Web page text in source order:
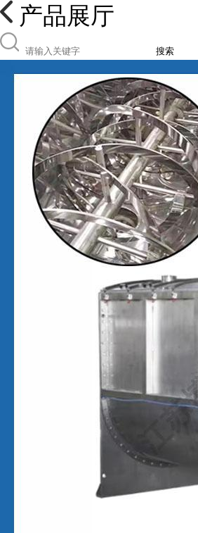
产品展厅
搜索